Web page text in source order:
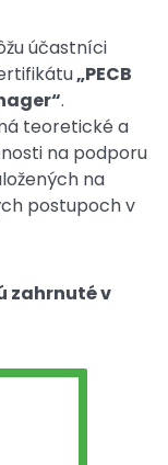
účastníci
„PECB
.
teoretické a
na podporu
na
postupoch v
zahrnuté v